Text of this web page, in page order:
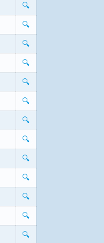
🔍
🔍
🔍
🔍
🔍
🔍
🔍
🔍
🔍
🔍
🔍
🔍
🔍